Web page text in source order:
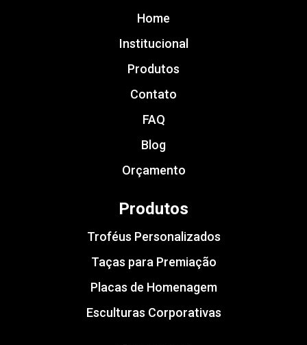
Home
Institucional
Produtos
Contato
FAQ
Blog
Orçamento
Produtos
Troféus Personalizados
Taças para Premiação
Placas de Homenagem
Esculturas Corporativas